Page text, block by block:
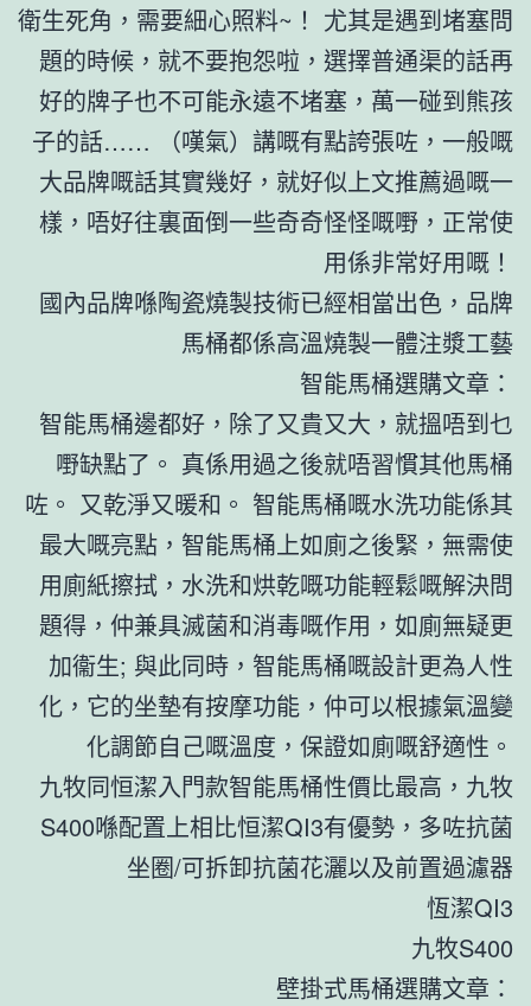
衛生死角，需要細心照料~！ 尤其是遇到堵塞問
題的時候，就不要抱怨啦，選擇普通渠的話再
好的牌子也不可能永遠不堵塞，萬一碰到熊孩
子的話…… （嘆氣）講嘅有點誇張咗，一般嘅
大品牌嘅話其實幾好，就好似上文推薦過嘅一
樣，唔好往裏面倒一些奇奇怪怪嘅嘢，正常使
用係非常好用嘅！
國內品牌喺陶瓷燒製技術已經相當出色，品牌
馬桶都係高溫燒製一體注漿工藝
智能馬桶選購文章：
智能馬桶邊都好，除了又貴又大，就搵唔到乜
嘢缺點了。 真係用過之後就唔習慣其他馬桶
咗。 又乾淨又暖和。 智能馬桶嘅水洗功能係其
最大嘅亮點，智能馬桶上如廁之後緊，無需使
用廁紙擦拭，水洗和烘乾嘅功能輕鬆嘅解決問
題得，仲兼具滅菌和消毒嘅作用，如廁無疑更
加衞生; 與此同時，智能馬桶嘅設計更為人性
化，它的坐墊有按摩功能，仲可以根據氣溫變
化調節自己嘅溫度，保證如廁嘅舒適性。
九牧同恒潔入門款智能馬桶性價比最高，九牧
S400喺配置上相比恒潔QI3有優勢，多咗抗菌
坐圈/可拆卸抗菌花灑以及前置過濾器
恆潔QI3
九牧S400
壁掛式馬桶選購文章：